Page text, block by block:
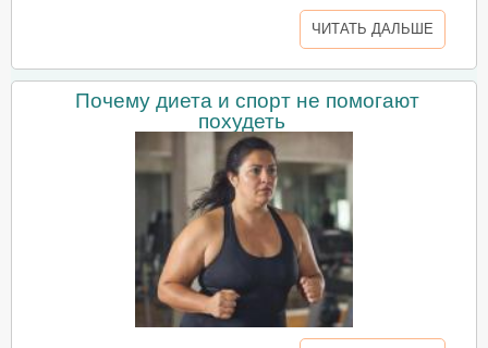
ЧИТАТЬ ДАЛЬШЕ
Почему диета и спорт не помогают
похудеть